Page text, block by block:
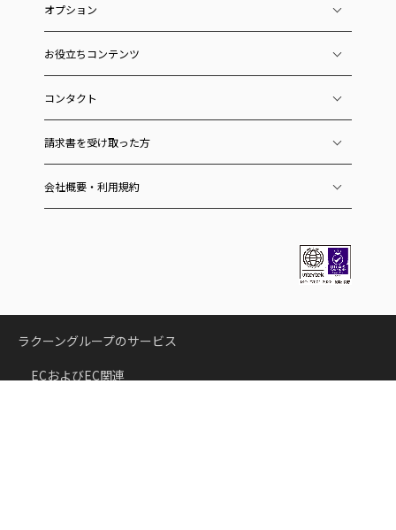
オプション
お役立ちコンテンツ
コンタクト
請求書を受け取った方
会社概要・利用規約
ラクーングループのサービス
ECおよびEC関連